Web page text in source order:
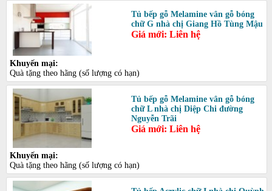
Tủ bếp gỗ Melamine vân gỗ bóng
chữ G nhà chị Giang Hồ Tùng Mậu
Giá mới: Liên hệ
Khuyến mại:
Quà tặng theo hãng (số lượng có hạn)
Tủ bếp gỗ Melamine vân gỗ bóng
chữ L nhà chị Diệp Chi đường
Nguyễn Trãi
Giá mới: Liên hệ
Khuyến mại:
Quà tặng theo hãng (số lượng có hạn)